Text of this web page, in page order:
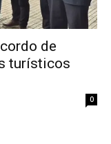
de
turísticos
0